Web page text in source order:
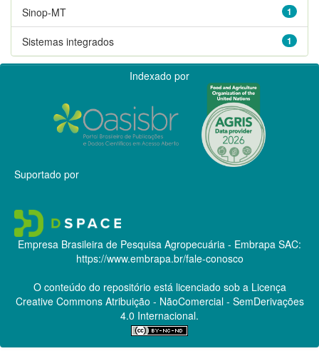
1
Sinop-MT
1
Sistemas integrados
Indexado por
Suportado por
Empresa Brasileira de Pesquisa Agropecuária - Embrapa SAC:
https://www.embrapa.br/fale-conosco
O conteúdo do repositório está licenciado sob a Licença
Creative CommonsAtribuição - NãoComercial - SemDerivações
4.0 Internacional.